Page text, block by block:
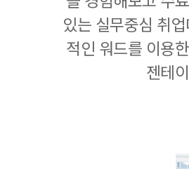
있는 실무중심 취
적인 워드를 이용
젠테